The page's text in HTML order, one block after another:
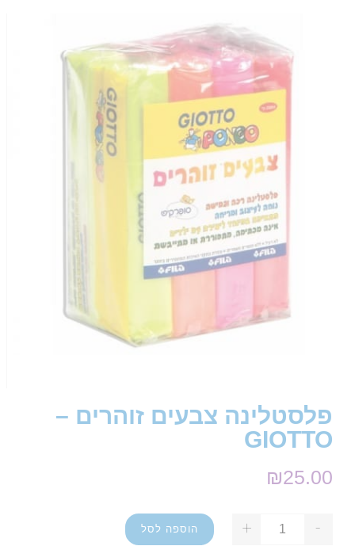
פלסטלינה צבעים זוהרים –
GIOTTO
₪25.00
-
+ הוספה לסל